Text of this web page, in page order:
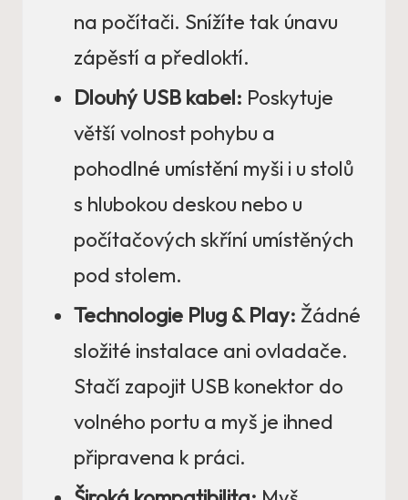
na počítači. Snížíte tak únavu
zápěstí a předloktí.
Dlouhý USB kabel: Poskytuje
větší volnost pohybu a
pohodlné umístění myši i u stolů
s hlubokou deskou nebo u
počítačových skříní umístěných
pod stolem.
Technologie Plug & Play: Žádné
složité instalace ani ovladače.
Stačí zapojit USB konektor do
volného portu a myš je ihned
připravena k práci.